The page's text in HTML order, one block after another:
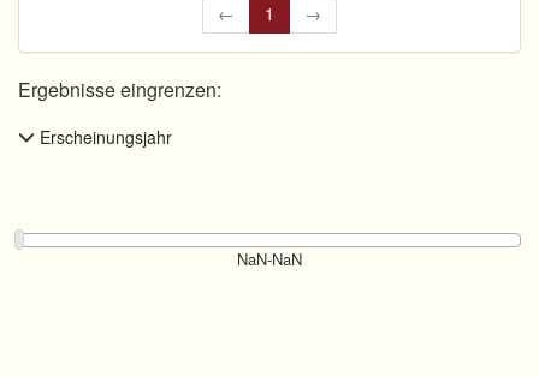
← 1 →
Ergebnisse eingrenzen:
Erscheinungsjahr